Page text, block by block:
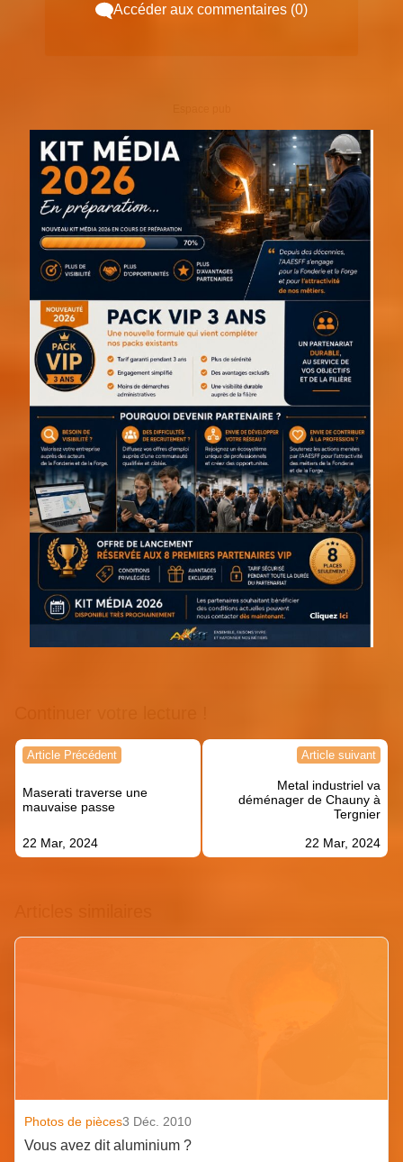
Accéder aux commentaires (0)
Navigation
l’article
Article Précédent
Maserati traverse une
mauvaise passe
22 Mar, 2024
Article suivant
Metal industriel va
déménager de Chauny à
Tergnier
22 Mar, 2024
Photos de pièces3 Déc. 2010
Vous avez dit aluminium ?